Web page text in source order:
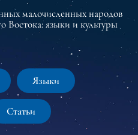
малочисленных народов
Востока: языки и культуры
Языки
Статьи